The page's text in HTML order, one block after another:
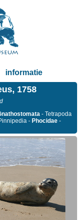
informatie
1758
- Tetrapoda
- Phocidae -